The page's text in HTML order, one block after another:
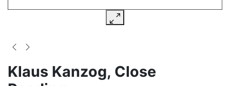
Klaus Kanzog, Close